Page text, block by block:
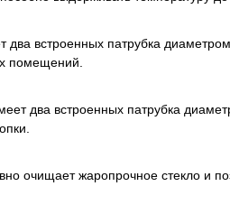
два встроенных патрубка
помещений.
два встроенных патрубка
очищает жаропрочное стекло и